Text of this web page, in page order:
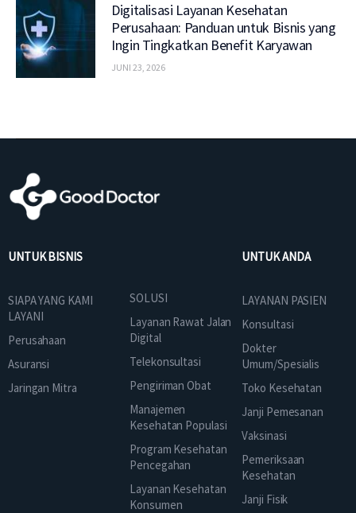
Digitalisasi Layanan Kesehatan
Perusahaan: Panduan untuk Bisnis yang
Ingin Tingkatkan Benefit Karyawan
JUNI 23, 2026
UNTUK BISNIS
SIAPA YANG KAMI
LAYANI
Perusahaan
Asuransi
Jaringan Mitra
SOLUSI
Layanan Rawat Jalan
Digital
Telekonsultasi
Pengiriman Obat
Manajemen
Kesehatan Populasi
Program Kesehatan
Pencegahan
Layanan Kesehatan
Konsumen
UNTUK ANDA
LAYANAN PASIEN
Konsultasi
Dokter
Umum/Spesialis
Toko Kesehatan
Janji Pemesanan
Vaksinasi
Pemeriksaan
Kesehatan
Janji Fisik